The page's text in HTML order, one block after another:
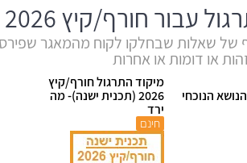
עבור חורף/קיץ 2026
הנוכחי
מיקוד התרגול חורף/קיץ
2026 (תכנית ישנה)- מה
ירד
חינם